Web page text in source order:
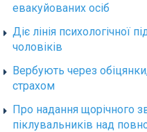
евакуйованих осіб
Діє лінія психологічної
чоловіків
Вербують через
страхом
Про надання щорічного
піклувальників над